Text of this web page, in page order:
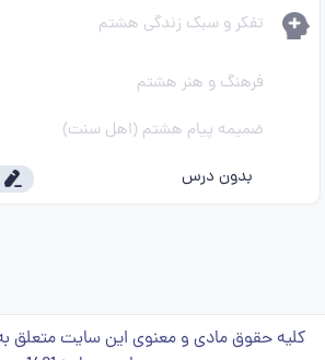
تفکر و سبک زندگی هشتم
فرهنگ و هنر هشتم
ضمیمه پیام هشتم (اهل سنت)
بدون درس
کلیه حقوق مادی و معنوی این سایت متعلق